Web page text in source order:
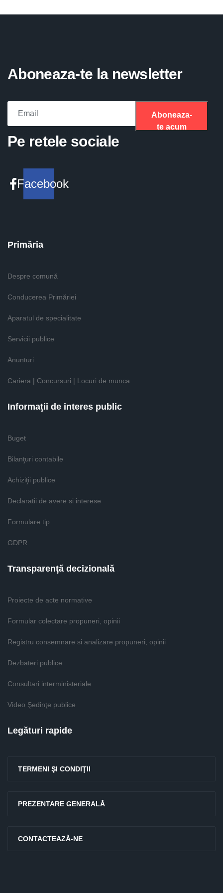
Aboneaza-te la newsletter
Aboneaza-
te acum
Pe retele sociale
Facebook
Primăria
Despre comună
Conducerea Primăriei
Aparatul de specialitate
Servicii publice
Anunturi
Cariera | Concursuri | Locuri de munca
Informaţii de interes public
Buget
Bilanţuri contabile
Achiziţii publice
Declaratii de avere si interese
Formulare tip
GDPR
Transparenţă decizională
Proiecte de acte normative
Formular colectare propuneri, opinii
Registru consemnare si analizare propuneri, opinii
Dezbateri publice
Consultari interministeriale
Video Şedinţe publice
Legături rapide
TERMENI ŞI CONDIŢII
PREZENTARE GENERALĂ
CONTACTEAZĂ-NE